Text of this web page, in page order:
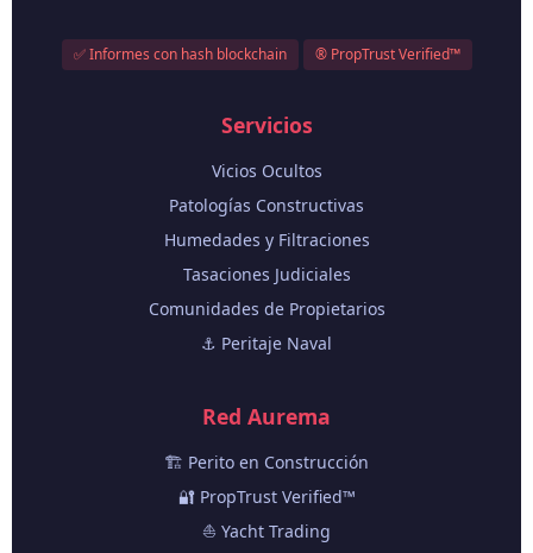
✅ Informes con hash blockchain ® PropTrust Verified™
Servicios
Vicios Ocultos
Patologías Constructivas
Humedades y Filtraciones
Tasaciones Judiciales
Comunidades de Propietarios
⚓ Peritaje Naval
Red Aurema
🏗️ Perito en Construcción
🔐 PropTrust Verified™
⛵ Yacht Trading